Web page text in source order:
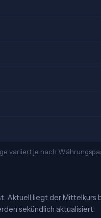
variiert je nach
Aktuell liegt der Mittelkurs
sekündlich aktualisiert.